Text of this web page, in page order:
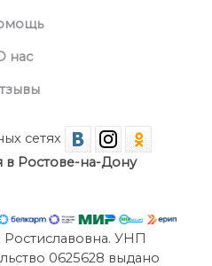
нас
сетях
в Ростове-на-Дону
УНП
0625628 выдано